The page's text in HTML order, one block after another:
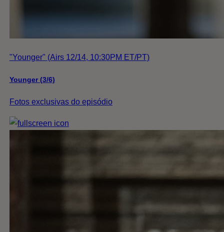
"Younger" (Airs 12/14, 10:30PM ET/PT)
Younger (3/6)
Fotos exclusivas do episódio